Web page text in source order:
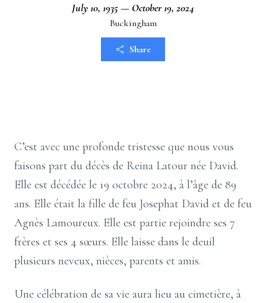
July 10, 1935 — October 19, 2024
Buckingham
Share
C’est avec une profonde tristesse que nous vous
faisons part du décès de Reina Latour née David.
Elle est décédée le 19 octobre 2024, à l’âge de 89
ans. Elle était la fille de feu Josephat David et de feu
Agnès Lamoureux. Elle est partie rejoindre ses 7
frères et ses 4 sœurs. Elle laisse dans le deuil
plusieurs neveux, nièces, parents et amis.
Une célébration de sa vie aura lieu au cimetière, à